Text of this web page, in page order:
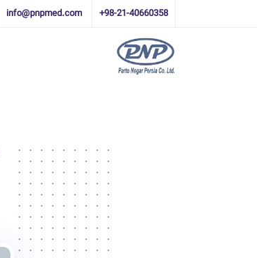
+98-21-40660358
info@pnpmed.com